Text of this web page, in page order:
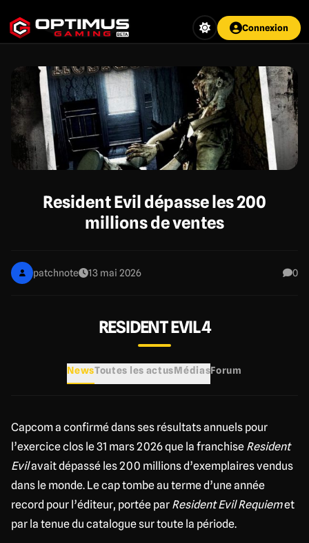
au
contenu
Connexion
Resident Evil dépasse les 200
millions de ventes
patchnote 13 mai 2026 0
RESIDENT EVIL 4
NewsToutes les actusMédiasForum
Capcom a confirmé dans ses résultats annuels pour
l’exercice clos le 31 mars 2026 que la franchise Resident
Evilavait dépassé les 200 millions d’exemplaires vendus
dans le monde. Le cap tombe au terme d’une année
record pour l’éditeur, portée par Resident Evil Requiemet
par la tenue du catalogue sur toute la période.